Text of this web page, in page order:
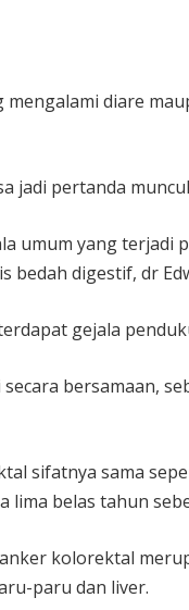
mengalami diare
jadi pertanda
umum yang
bedah digestif, dr
gejala
secara bersamaan,
sifatnya sama
belas tahun
kolorektal
paru dan liver.